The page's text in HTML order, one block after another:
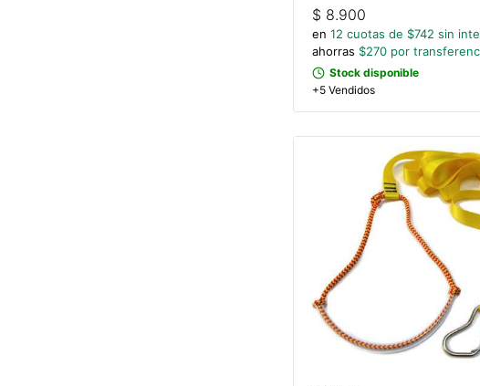
$ 8.900
en 12 cuotas de $742 sin
ahorras $270 por
Stock disponible
+5 Vendidos